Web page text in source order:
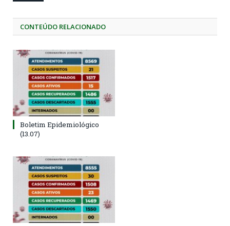
CONTEÚDO RELACIONADO
Boletim Epidemiológico
(13.07)